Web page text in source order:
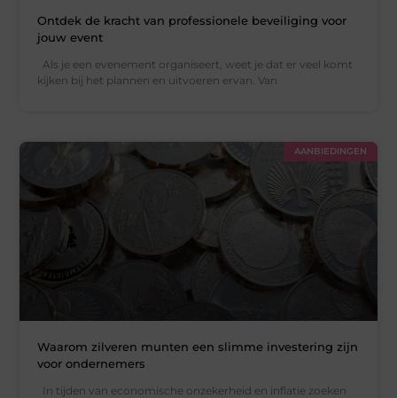
Ontdek de kracht van professionele beveiliging voor
jouw event
Als je een evenement organiseert, weet je dat er veel komt
kijken bij het plannen en uitvoeren ervan. Van
AANBIEDINGEN
Waarom zilveren munten een slimme investering zijn
voor ondernemers
In tijden van economische onzekerheid en inflatie zoeken